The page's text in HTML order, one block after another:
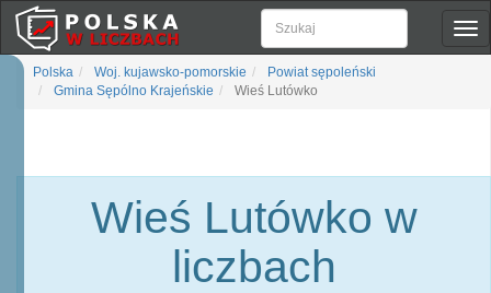
Polska Woj. kujawsko-pomorskie
Powiat sępoleński
Gmina Sępólno Krajeńskie
Wieś Lutówko
Wieś Lutówko w
liczbach